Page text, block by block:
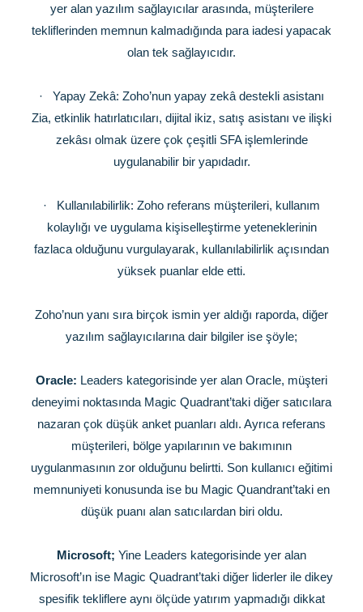
yer alan yazılım sağlayıcılar arasında, müşterilere
tekliflerinden memnun kalmadığında para iadesi yapacak
olan tek sağlayıcıdır.
·
Yapay Zekâ: Zoho’nun yapay zekâ destekli asistanı
Zia, etkinlik hatırlatıcıları, dijital ikiz, satış asistanı ve ilişki
zekâsı olmak üzere çok çeşitli SFA işlemlerinde
uygulanabilir bir yapıdadır.
·
Kullanılabilirlik: Zoho referans müşterileri, kullanım
kolaylığı ve uygulama kişiselleştirme yeteneklerinin
fazlaca olduğunu vurgulayarak, kullanılabilirlik açısından
yüksek puanlar elde etti.
Zoho’nun yanı sıra birçok ismin yer aldığı raporda, diğer
yazılım sağlayıcılarına dair bilgiler ise şöyle;
Oracle: Leaders kategorisinde yer alan Oracle, müşteri
deneyimi noktasında Magic Quadrant’taki diğer satıcılara
nazaran çok düşük anket puanları aldı. Ayrıca referans
müşterileri, bölge yapılarının ve bakımının
uygulanmasının zor olduğunu belirtti. Son kullanıcı eğitimi
memnuniyeti konusunda ise bu Magic Quandrant’taki en
düşük puanı alan satıcılardan biri oldu.
Microsoft; Yine Leaders kategorisinde yer alan
Microsoft’ın ise Magic Quadrant’taki diğer liderler ile dikey
spesifik tekliflere aynı ölçüde yatırım yapmadığı dikkat